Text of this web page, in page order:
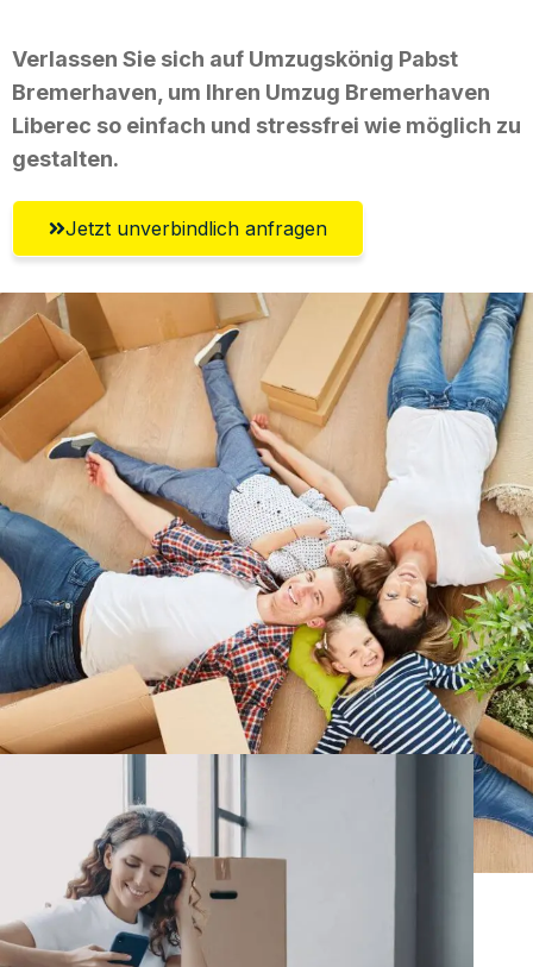
Verlassen Sie sich auf Umzugskönig Pabst
Bremerhaven, um Ihren Umzug Bremerhaven
Liberec so einfach und stressfrei wie möglich zu
gestalten.
Jetzt unverbindlich anfragen